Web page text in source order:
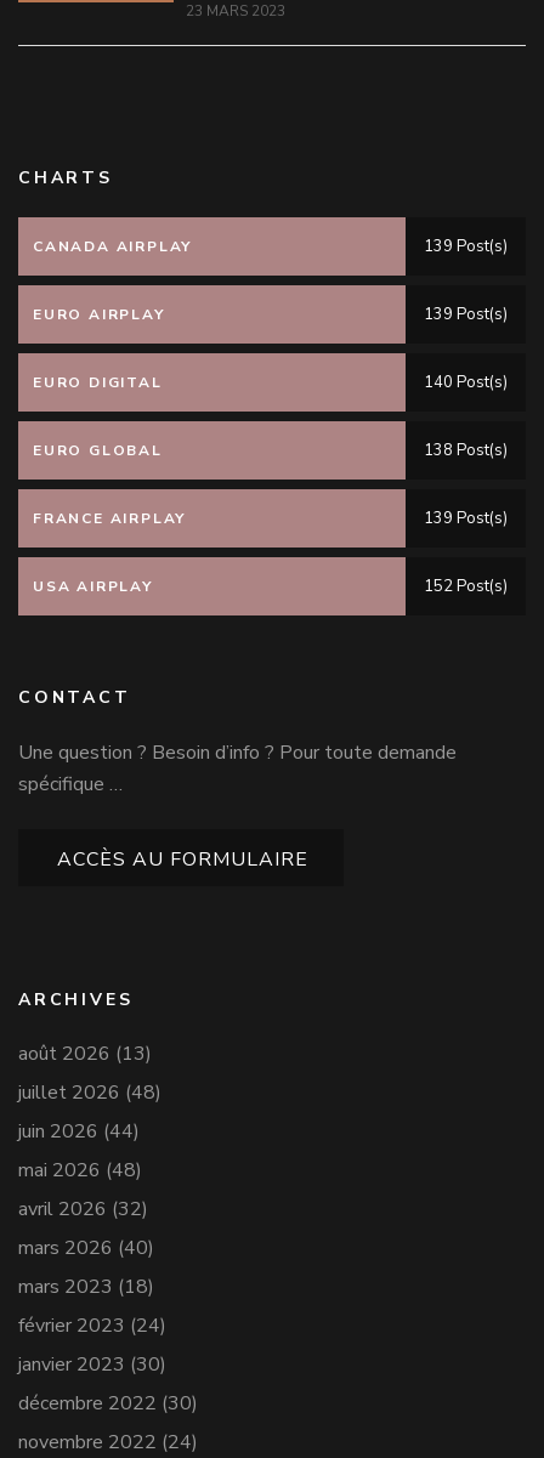
23 MARS 2023
CHARTS
CANADA AIRPLAY 139 Post(s)
EURO AIRPLAY 139 Post(s)
EURO DIGITAL 140 Post(s)
EURO GLOBAL 138 Post(s)
FRANCE AIRPLAY 139 Post(s)
USA AIRPLAY 152 Post(s)
CONTACT
Une question ? Besoin d’info ? Pour toute demande
spécifique …
ACCÈS AU FORMULAIRE
ARCHIVES
août 2026 (13)
juillet 2026 (48)
juin 2026 (44)
mai 2026 (48)
avril 2026 (32)
mars 2026 (40)
mars 2023 (18)
février 2023 (24)
janvier 2023 (30)
décembre 2022 (30)
novembre 2022 (24)